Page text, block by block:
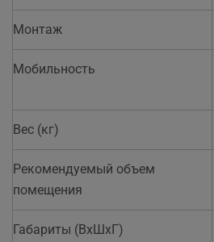
Монтаж
Мобильность
Вес (кг)
Рекомендуемый объем
помещения
Габариты (ВхШхГ)